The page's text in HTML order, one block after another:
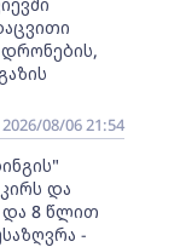
2026/08/06 21:54
და
და 8 წლით
-